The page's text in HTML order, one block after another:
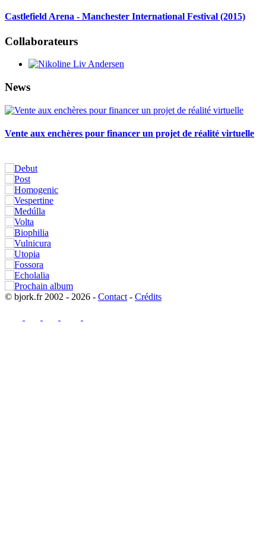
Castlefield Arena - Manchester International Festival (2015)
Collaborateurs
News
Vente aux enchères pour financer un projet de réalité virtuelle
© bjork.fr 2002 - 2026 - Contact- Crédits